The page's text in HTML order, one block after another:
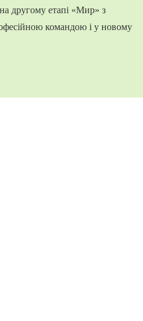
другому етапі «Мир» з
командою і у новому